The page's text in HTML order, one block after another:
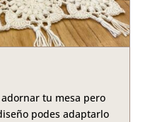
tu mesa pero
podes adaptarlo